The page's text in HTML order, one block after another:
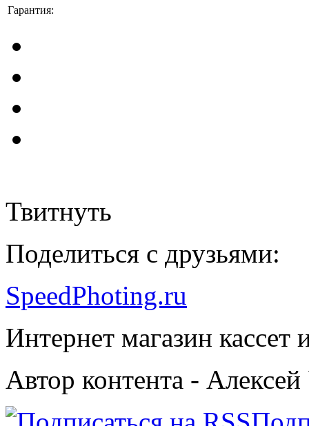
Гарантия:
Твитнуть
Поделиться с друзьями:
SpeedPhoting.ru
Интернет магазин кассет
Автор контента - Алексей